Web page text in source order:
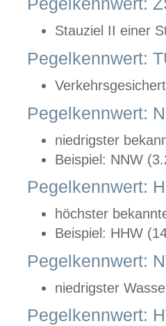
Stauziel II einer
Pegelkennwert:
Pegelkennwert:
niedrigster
Beispiel: NNW
Pegelkennwert:
höchster
Beispiel: HHW
Pegelkennwert:
niedrigster
Pegelkennwert: